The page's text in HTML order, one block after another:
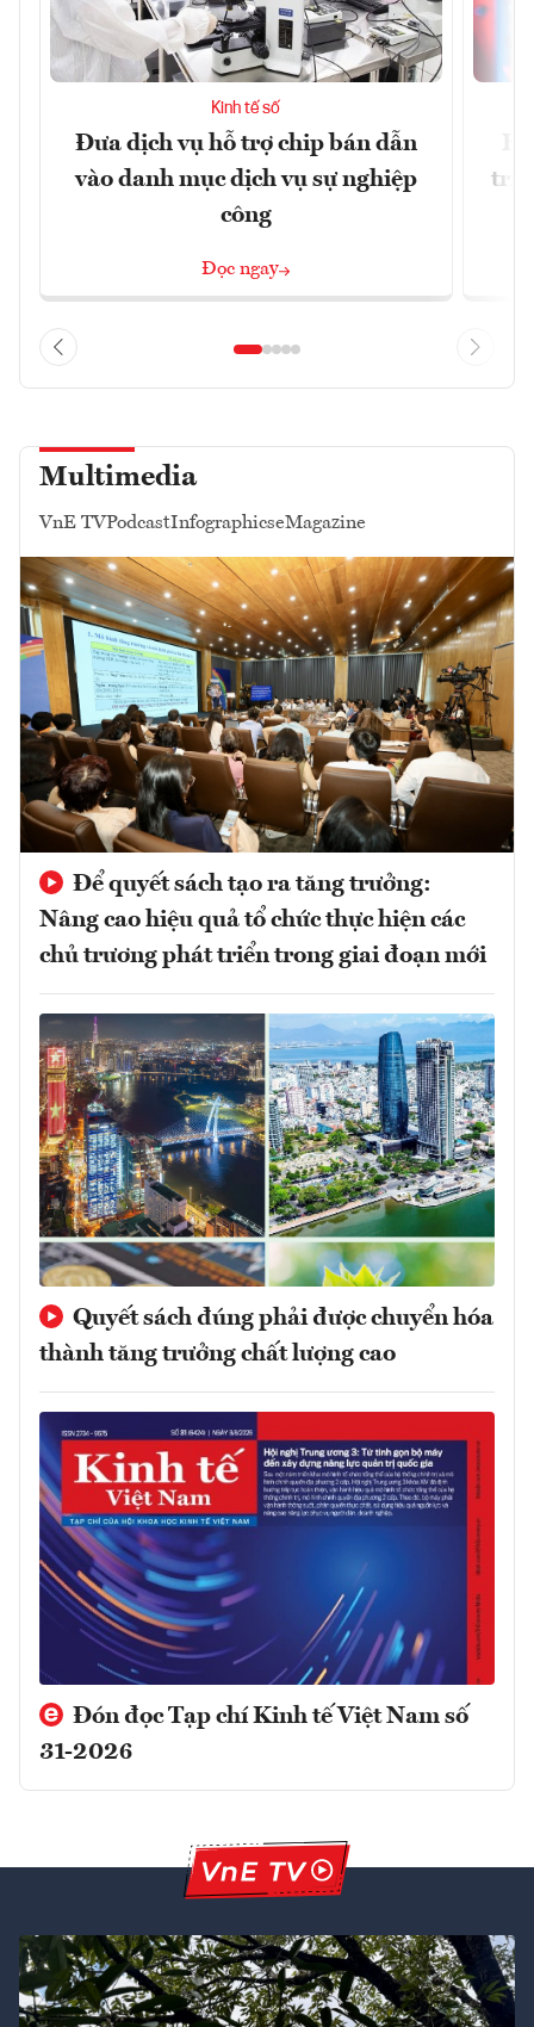
Kinh tế số
Đưa dịch vụ hỗ trợ chip bán dẫn
vào danh mục dịch vụ sự nghiệp
công
Đọc ngay
trị
Multimedia
VnE TVPodcastInfographicseMagazine
Để quyết sách tạo ra tăng trưởng:
Nâng cao hiệu quả tổ chức thực hiện các
chủ trương phát triển trong giai đoạn mới
Quyết sách đúng phải được chuyển hóa
thành tăng trưởng chất lượng cao
Đón đọc Tạp chí Kinh tế Việt Nam số
31-2026